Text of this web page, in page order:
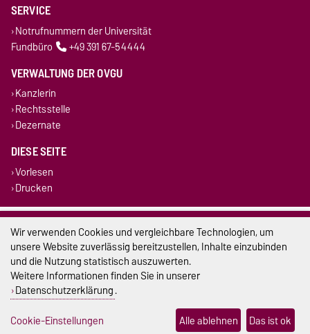
SERVICE
Notrufnummern der Universität
Fundbüro
+49 391 67-54444
VERWALTUNG DER OVGU
Kanzlerin
Rechtsstelle
Dezernate
DIESE SEITE
Vorlesen
Drucken
Impressum
Datenschutz
Barrierefreiheit
Cookie-Einstellungen
Wir verwenden Cookies und vergleichbare Technologien, um
unsere Website zuverlässig bereitzustellen, Inhalte einzubinden
und die Nutzung statistisch auszuwerten.
Weitere Informationen finden Sie in unserer
Datenschutzerklärung.
Cookie-Einstellungen
Alle ablehnen Das ist ok